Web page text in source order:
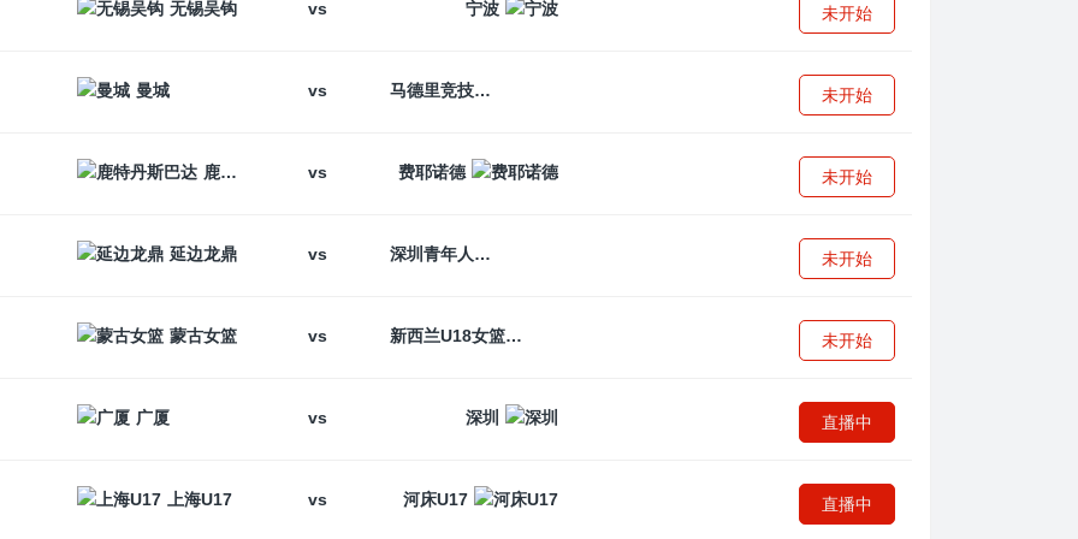
无锡吴钩 vs 宁波 未开始
曼城 vs 马德里竞技 未开始
鹿特丹斯巴达 vs 费耶诺德 未开始
延边龙鼎 vs 深圳青年人 未开始
蒙古女篮 vs 新西兰U18女篮 未开始
广厦 vs 深圳 直播中
上海U17 vs 河床U17 直播中